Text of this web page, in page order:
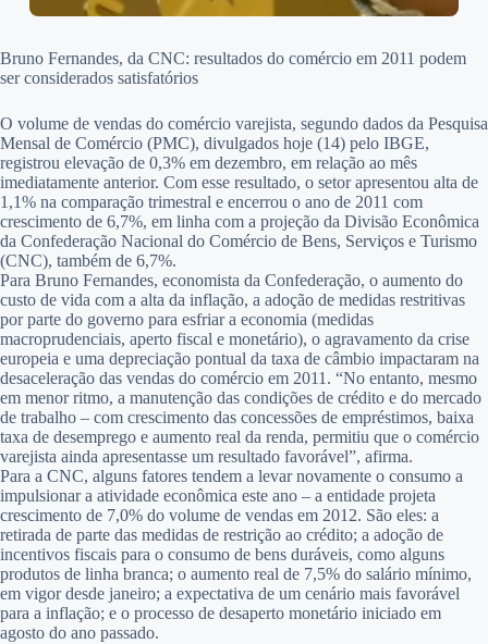
Bruno Fernandes, da CNC: resultados do comércio em 2011 podem
ser considerados satisfatórios
O volume de vendas do comércio varejista, segundo dados da Pesquisa
Mensal de Comércio (PMC), divulgados hoje (14) pelo IBGE,
registrou elevação de 0,3% em dezembro, em relação ao mês
imediatamente anterior. Com esse resultado, o setor apresentou alta de
1,1% na comparação trimestral e encerrou o ano de 2011 com
crescimento de 6,7%, em linha com a projeção da Divisão Econômica
da Confederação Nacional do Comércio de Bens, Serviços e Turismo
(CNC), também de 6,7%.
Para Bruno Fernandes, economista da Confederação, o aumento do
custo de vida com a alta da inflação, a adoção de medidas restritivas
por parte do governo para esfriar a economia (medidas
macroprudenciais, aperto fiscal e monetário), o agravamento da crise
europeia e uma depreciação pontual da taxa de câmbio impactaram na
desaceleração das vendas do comércio em 2011. “No entanto, mesmo
em menor ritmo, a manutenção das condições de crédito e do mercado
de trabalho – com crescimento das concessões de empréstimos, baixa
taxa de desemprego e aumento real da renda, permitiu que o comércio
varejista ainda apresentasse um resultado favorável”, afirma.
Para a CNC, alguns fatores tendem a levar novamente o consumo a
impulsionar a atividade econômica este ano – a entidade projeta
crescimento de 7,0% do volume de vendas em 2012. São eles: a
retirada de parte das medidas de restrição ao crédito; a adoção de
incentivos fiscais para o consumo de bens duráveis, como alguns
produtos de linha branca; o aumento real de 7,5% do salário mínimo,
em vigor desde janeiro; a expectativa de um cenário mais favorável
para a inflação; e o processo de desaperto monetário iniciado em
agosto do ano passado.